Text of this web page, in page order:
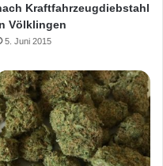
Kraftfahrzeugdiebstahl
Völklingen
5. Juni 2015